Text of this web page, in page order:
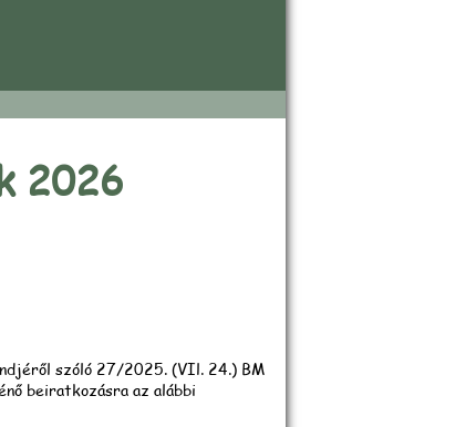
2026
szóló 27/2025. (VIl. 24.) BM
beiratkozásra az alábbi